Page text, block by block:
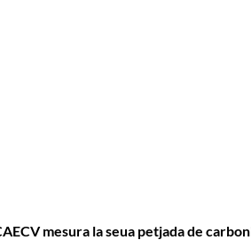
mesura la seua petjada de